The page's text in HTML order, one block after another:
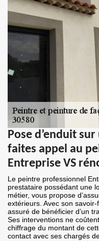
Pose d’enduit
faites appel au
Entreprise VS
Le peintre professionnel
prestataire possédant une
métier, vous propose
extérieurs. Avec son
assuré de bénéficier d’un
Ses interventions ne
chiffrage du montant de
contact avec ses chargés